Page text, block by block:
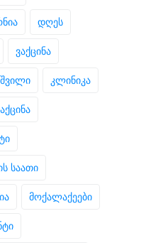
დღეს
ვაქცინა
კლინიკა
საათი
მოქალაქეები